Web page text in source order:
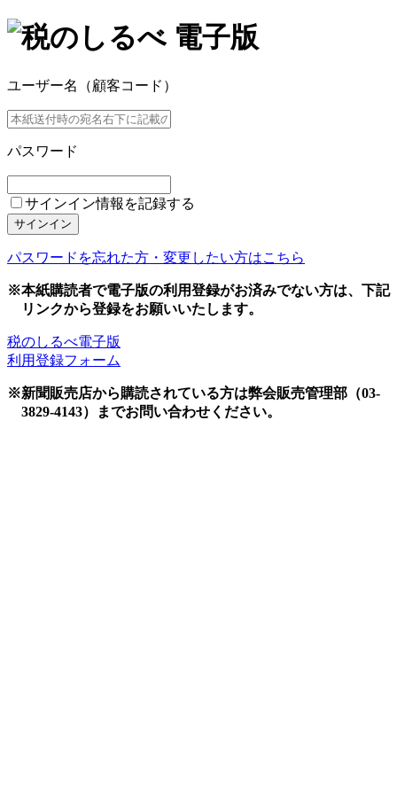
ユーザー名（顧客コード）
パスワード
サインイン情報を記録する
サインイン
パスワードを忘れた方・変更したい方はこちら
※本紙購読者で電子版の利用登録がお済みでない方は、下記
リンクから登録をお願いいたします。
税のしるべ電子版
利用登録フォーム
※新聞販売店から購読されている方は弊会販売管理部（03-
3829-4143）までお問い合わせください。